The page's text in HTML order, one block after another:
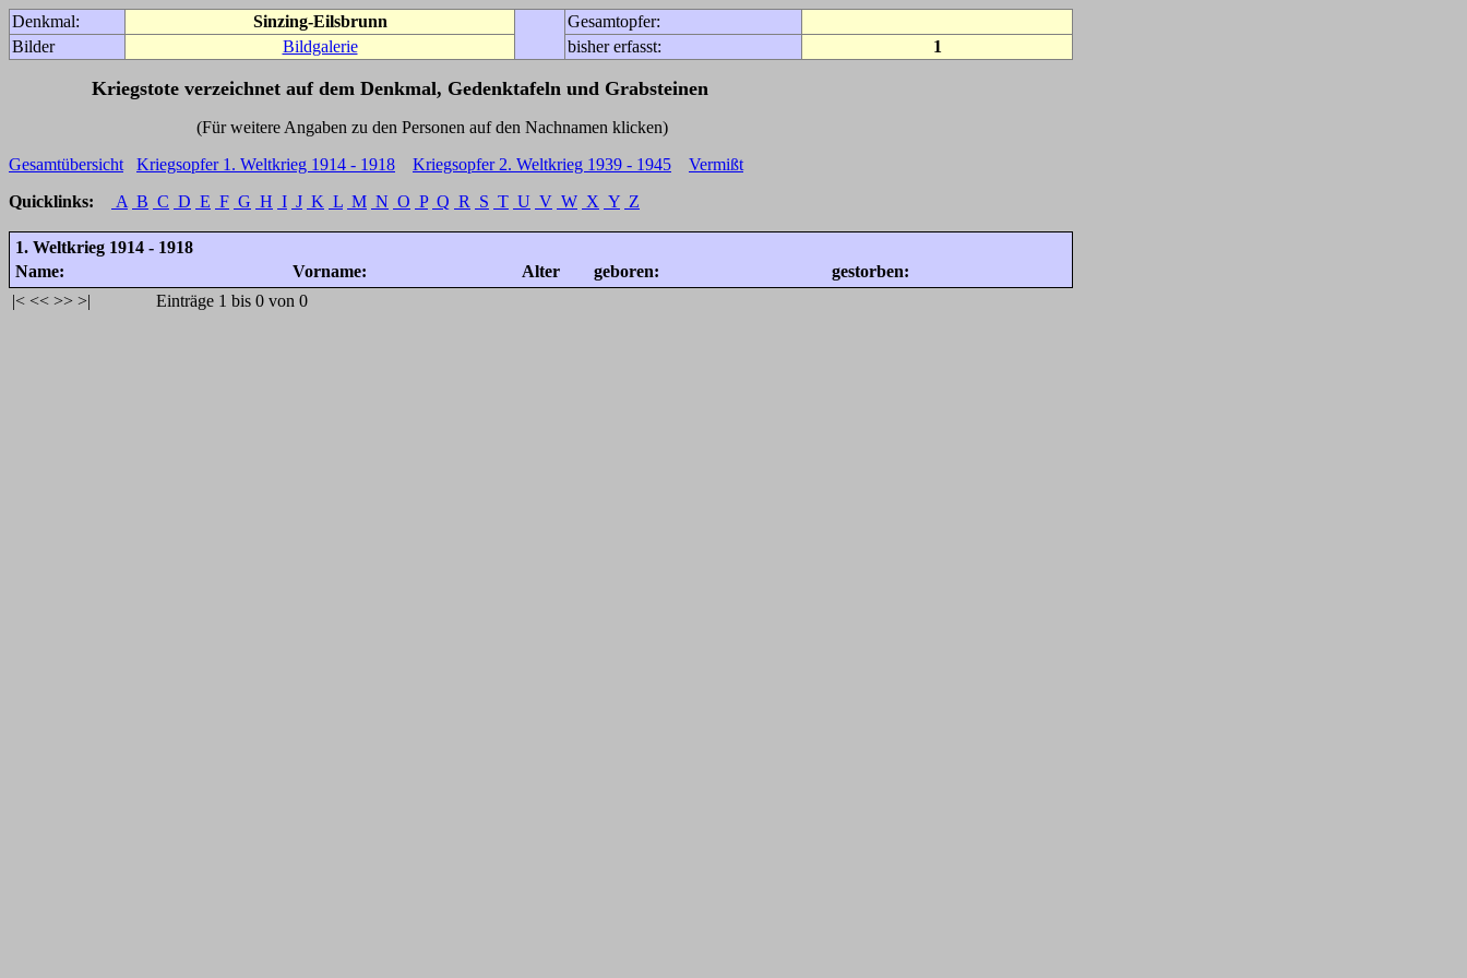
Denkmal: Sinzing-Eilsbrunn
Gesamtopfer:
Bilder
Bildgalerie bisher erfasst: 1
Kriegstote verzeichnet auf dem Denkmal, Gedenktafeln und Grabsteinen
(Für weitere Angaben zu den Personen auf den Nachnamen klicken)
Gesamtübersicht
Kriegsopfer 1. Weltkrieg 1914 - 1918 Kriegsopfer 2. Weltkrieg 1939 - 1945
Vermißt
Quicklinks:
A B C D E F G H I J K L M N O P Q R S T U V W X Y Z
1. Weltkrieg 1914 - 1918
Name:
Vorname: Alter geboren:
gestorben:
|< << >> >| Einträge 1 bis 0 von 0